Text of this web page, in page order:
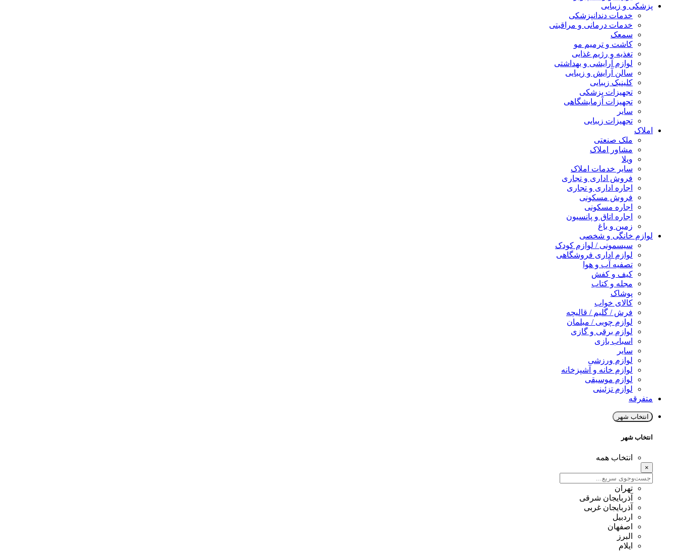
پزشکی و زیبایی
خدمات دندانپزشکی
خدمات درمانی و مراقبتی
سمعک
کاشت و ترمیم مو
تغذیه و رژیم غذایی
لوازم آرایشی و بهداشتی
سالن آرایش و زیبایی
کلینیک زیبایی
تجهیزات پزشکی
تجهیزات آزمایشگاهی
سایر
تجهیزات زیبایی
املاک
ملک صنعتی
مشاور املاک
ویلا
سایر خدمات املاک
فروش اداری و تجاری
اجاره اداری و تجاری
فروش مسکونی
اجاره مسکونی
اجاره اتاق و پانسیون
زمین و باغ
لوازم خانگی و شخصی
سیسمونی / لوازم کودک
لوازم اداری فروشگاهی
تصفیه آب و هوا
کیف و کفش
مجله و کتاب
پوشاک
کالای خواب
فرش / گلیم / قالیچه
لوازم چوبی / مبلمان
لوازم برقی و گازی
اسباب بازی
سایر
لوازم ورزشی
لوازم خانه و آشپزخانه
لوازم موسیقی
لوازم تزئینی
متفرقه
انتخاب شهر
انتخاب شهر
انتخاب همه
×
تهران
آذربایجان شرقی
آذربایجان غربی
اردبیل
اصفهان
البرز
ایلام